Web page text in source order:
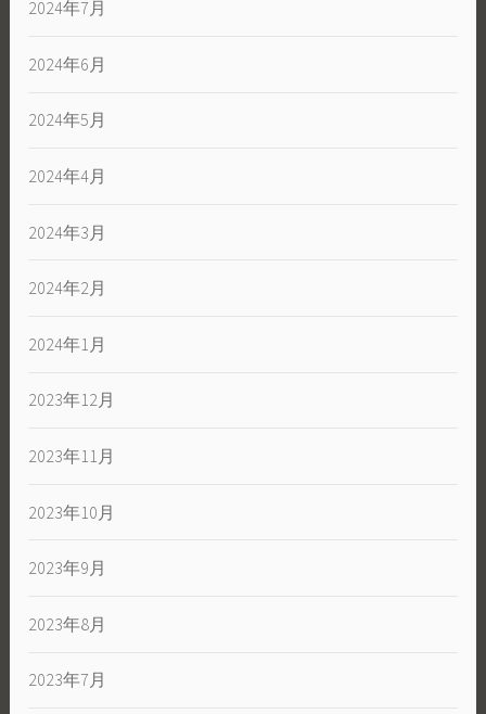
2024年7月
2024年6月
2024年5月
2024年4月
2024年3月
2024年2月
2024年1月
2023年12月
2023年11月
2023年10月
2023年9月
2023年8月
2023年7月